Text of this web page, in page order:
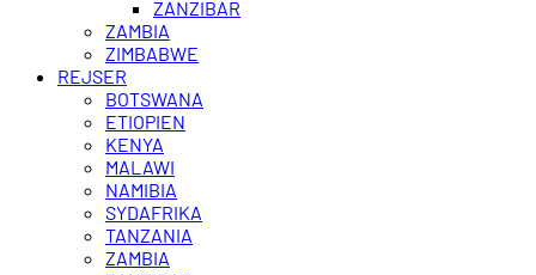
ZANZIBAR
ZAMBIA
ZIMBABWE
REJSER
BOTSWANA
ETIOPIEN
KENYA
MALAWI
NAMIBIA
SYDAFRIKA
TANZANIA
ZAMBIA